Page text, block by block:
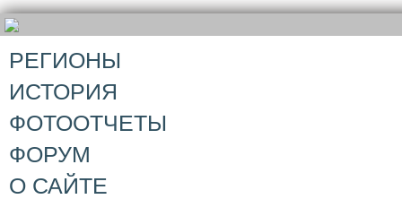
РЕГИОНЫ
ИСТОРИЯ
ФОТООТЧЕТЫ
ФОРУМ
О САЙТЕ